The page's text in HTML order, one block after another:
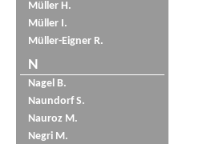
Müller H.
Müller I.
Müller-Eigner R.
N
Nagel B.
Naundorf S.
Nauroz M.
Negri M.